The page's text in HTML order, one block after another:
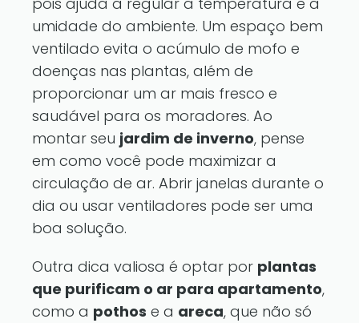
umidade do ambiente. Um espaço bem
ventilado evita o acúmulo de mofo e
doenças nas plantas, além de
proporcionar um ar mais fresco e
saudável para os moradores. Ao
montar seu jardim de inverno, pense
em como você pode maximizar a
circulação de ar. Abrir janelas durante o
dia ou usar ventiladores pode ser uma
boa solução.
Outra dica valiosa é optar por plantas
que purificam o ar para apartamento,
como a pothos e a areca, que não só